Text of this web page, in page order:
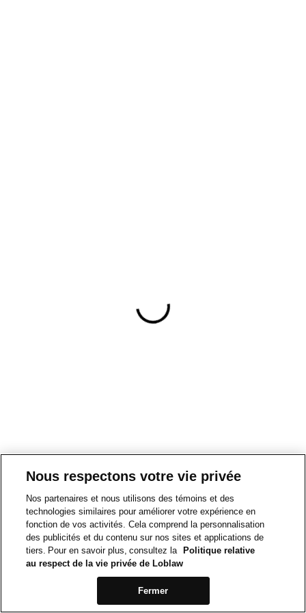
Nous respectons votre vie privée
Nos partenaires et nous utilisons des témoins et des
technologies similaires pour améliorer votre expérience en
fonction de vos activités. Cela comprend la personnalisation
des publicités et du contenu sur nos sites et applications de
tiers. Pour en savoir plus, consultez la
Politique relative
au respect de la vie privée de Loblaw
Fermer